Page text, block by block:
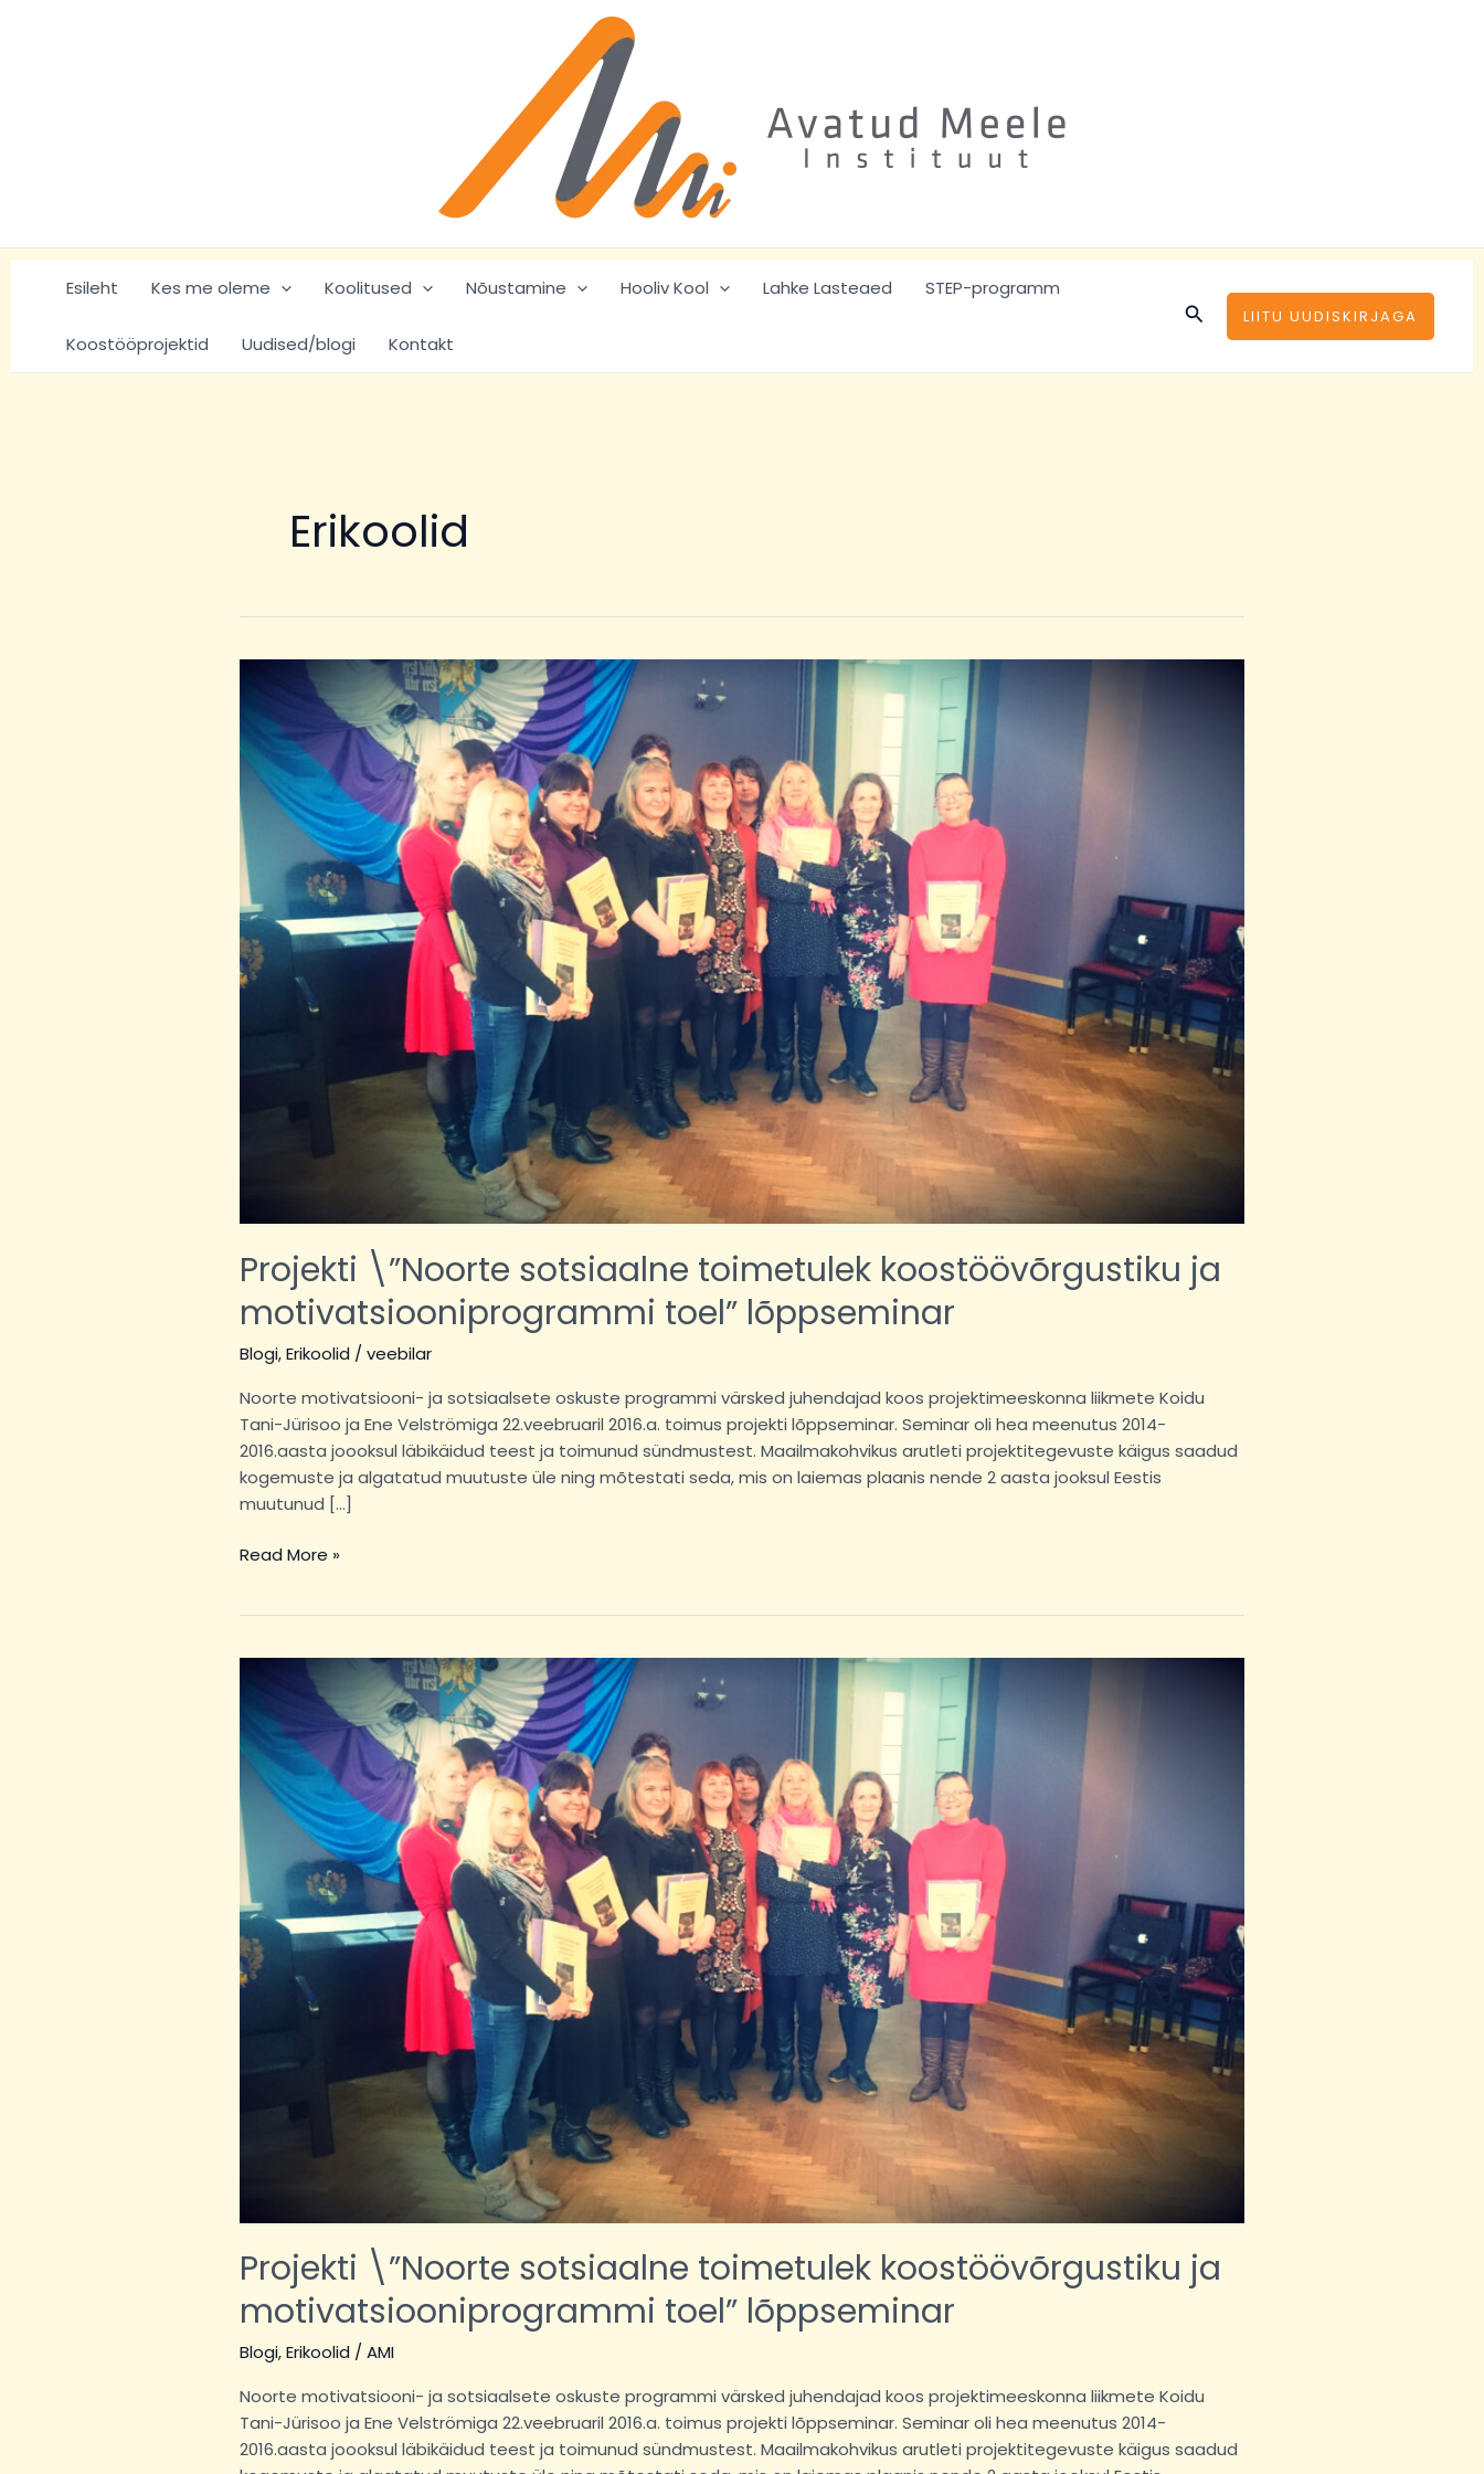
Esileht Kes me oleme Koolitused Nõustamine Hooliv Kool Lahke Lasteaed STEP-programm
Koostööprojektid Uudised/blogi Kontakt
SearchLIITU UUDISKIRJAGA
Erikoolid
Projekti \”Noorte sotsiaalne toimetulek koostöövõrgustiku ja
motivatsiooniprogrammi toel” lõppseminar
Blogi,Erikoolid / veebilar
Noorte motivatsiooni- ja sotsiaalsete oskuste programmi värsked juhendajad koos projektimeeskonna liikmete Koidu
Tani-Jürisoo ja Ene Velströmiga 22.veebruaril 2016.a. toimus projekti lõppseminar. Seminar oli hea meenutus 2014-
2016.aasta joooksul läbikäidud teest ja toimunud sündmustest. Maailmakohvikus arutleti projektitegevuste käigus saadud
kogemuste ja algatatud muutuste üle ning mõtestati seda, mis on laiemas plaanis nende 2 aasta jooksul Eestis
muutunud […]
sotsiaalne
toimetulek
koostöövõrgustiku
ja
motivatsiooniprogrammi
toel”
lõppseminar
Read More »
Projekti \”Noorte sotsiaalne toimetulek koostöövõrgustiku ja
motivatsiooniprogrammi toel” lõppseminar
Blogi,Erikoolid / AMI
Noorte motivatsiooni- ja sotsiaalsete oskuste programmi värsked juhendajad koos projektimeeskonna liikmete Koidu
Tani-Jürisoo ja Ene Velströmiga 22.veebruaril 2016.a. toimus projekti lõppseminar. Seminar oli hea meenutus 2014-
2016.aasta joooksul läbikäidud teest ja toimunud sündmustest. Maailmakohvikus arutleti projektitegevuste käigus saadud
sotsiaalne
toimetulek
koostöövõrgustiku
ja
motivatsiooniprogrammi
toel”
lõppseminar